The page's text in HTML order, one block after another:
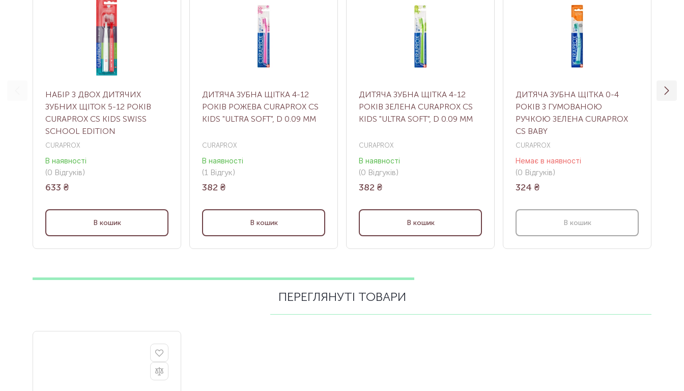
НАБІР З ДВОХ ДИТЯЧИХ
ЗУБНИХ ЩІТОК 5-12 РОКІВ
CURAPROX CS KIDS SWISS
SCHOOL EDITION
CURAPROX
В наявності
(0 Відгуків)
633 ₴
В кошик
ДИТЯЧА ЗУБНА ЩІТКА 4-12
РОКІВ РОЖЕВА CURAPROX CS
KIDS "ULTRA SOFT", D 0.09 ММ
CURAPROX
В наявності
(1 Відгук)
382 ₴
В кошик
ДИТЯЧА ЗУБНА ЩІТКА 4-12
РОКІВ ЗЕЛЕНА CURAPROX CS
KIDS "ULTRA SOFT", D 0.09 ММ
CURAPROX
В наявності
(0 Відгуків)
382 ₴
В кошик
ДИТЯЧА ЗУБНА ЩІТКА 0-4
РОКІВ З ГУМОВАНОЮ
РУЧКОЮ ЗЕЛЕНА CURAPROX
CS BABY
CURAPROX
Немає в наявності
(0 Відгуків)
324 ₴
В кошик
ПЕРЕГЛЯНУТІ ТОВАРИ